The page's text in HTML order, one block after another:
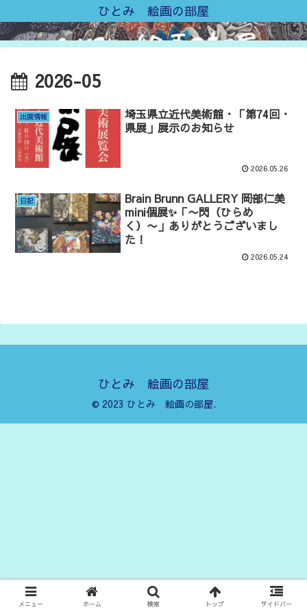
ひとみ 絵画の部屋
2026-05
出展情報
埼玉県立近代美術館・「第74回・
県展」展示のお知らせ
2026.05.26
日記
Brain Brunn GALLERY 岡部仁美
mini個展✨「〜閃（ひらめ
く）〜」ありがとうございまし
た！
2026.05.24
ひとみ 絵画の部屋
© 2023 ひとみ 絵画の部屋.
メニュー ホーム 検索 トップ サイドバー